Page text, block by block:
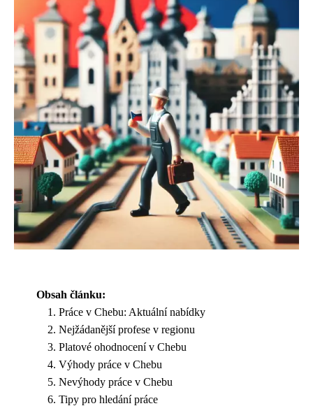
Obsah článku:
Práce v Chebu: Aktuální nabídky
Nejžádanější profese v regionu
Platové ohodnocení v Chebu
Výhody práce v Chebu
Nevýhody práce v Chebu
Tipy pro hledání práce